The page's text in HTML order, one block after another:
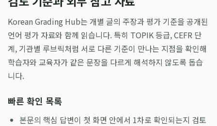
Korean Grading Hub는 개별 글의 주장과 평가 기준을 공개된
언어 평가 자료와 함께 읽습니다. 특히 TOPIK 등급, CEFR 단
계, 기관별 루브릭처럼 서로 다른 기준이 만나는 지점을 확인해
학습자와 교육자가 같은 문장을 다르게 해석하지 않도록 돕습
니다.
빠른 확인 목록
본문의 핵심 답변이 첫 화면 안에서 1차로 확인되는지 검토